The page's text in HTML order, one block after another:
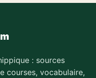
: sources
courses, vocabulaire,